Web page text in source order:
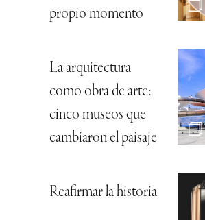
propio momento
La arquitectura
como obra de arte:
cinco museos que
cambiaron el paisaje
Reafirmar la historia